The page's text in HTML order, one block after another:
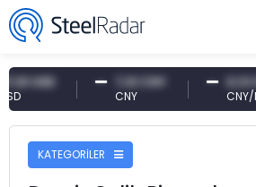
7,10 CNY 0,13 CNY
CNY/EUR
KATEGORİLER